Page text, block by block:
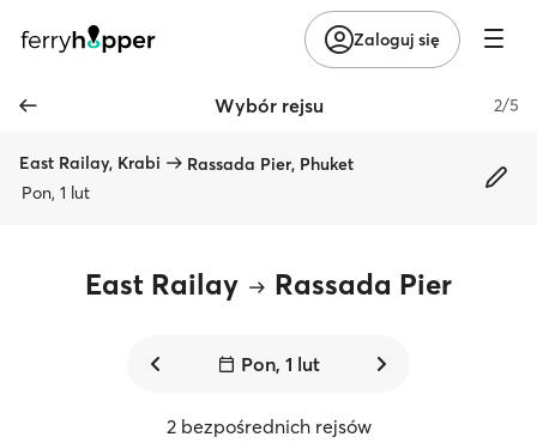
Zaloguj się
Wybór rejsu 2/5
East Railay, Krabi
Rassada Pier, Phuket
Pon, 1 lut
East Railay Rassada Pier
Pon, 1 lut
2 bezpośrednich rejsów